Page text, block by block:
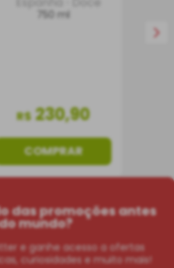
750 ml
R$ 230,90
COMPRAR
das promoções antes
mundo?
e ganhe acesso a ofertas
curiosidades e muito mais!